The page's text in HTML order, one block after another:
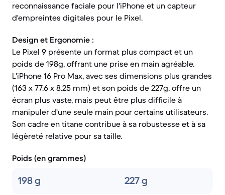
reconnaissance faciale pour l'iPhone et un capteur
d'empreintes digitales pour le Pixel.
Design et Ergonomie :
Le Pixel 9 présente un format plus compact et un
poids de 198g, offrant une prise en main agréable.
L'iPhone 16 Pro Max, avec ses dimensions plus grandes
(163 x 77.6 x 8.25 mm) et son poids de 227g, offre un
écran plus vaste, mais peut être plus difficile à
manipuler d'une seule main pour certains utilisateurs.
Son cadre en titane contribue à sa robustesse et à sa
légèreté relative pour sa taille.
Poids (en grammes)
198 g 227 g